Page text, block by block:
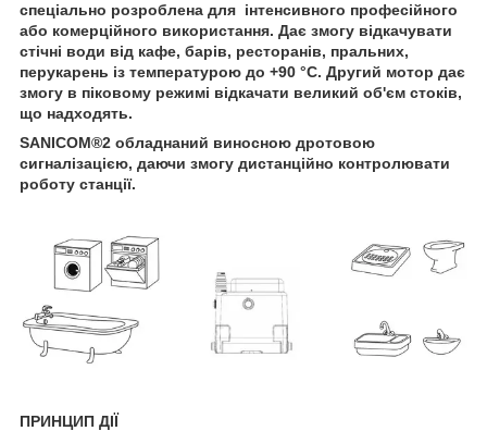
спеціально розроблена для інтенсивного професійного
або комерційного використання. Дає змогу відкачувати
стічні води від кафе, барів, ресторанів, пральних,
перукарень із температурою до +90 °C. Другий мотор дає
змогу в піковому режимі відкачати великий об'єм стоків,
що надходять.
SANICOM®2 обладнаний виносною дротовою
сигналізацією, даючи змогу дистанційно контролювати
роботу станції.
ПРИНЦИП ДІЇ